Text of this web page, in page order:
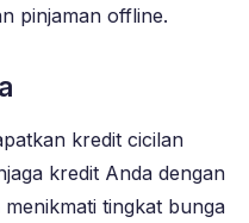
pinjaman offline.
kredit cicilan
kredit Anda dengan
tingkat bunga